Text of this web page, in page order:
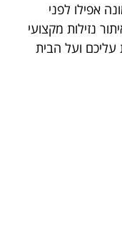
אפילו לפני
נזילות מקצועי
ועל הבית